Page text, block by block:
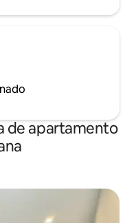
de apartamento